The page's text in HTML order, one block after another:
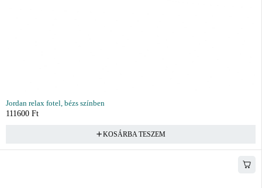
Jordan relax fotel, bézs színben
111600 Ft
KOSÁRBA TESZEM